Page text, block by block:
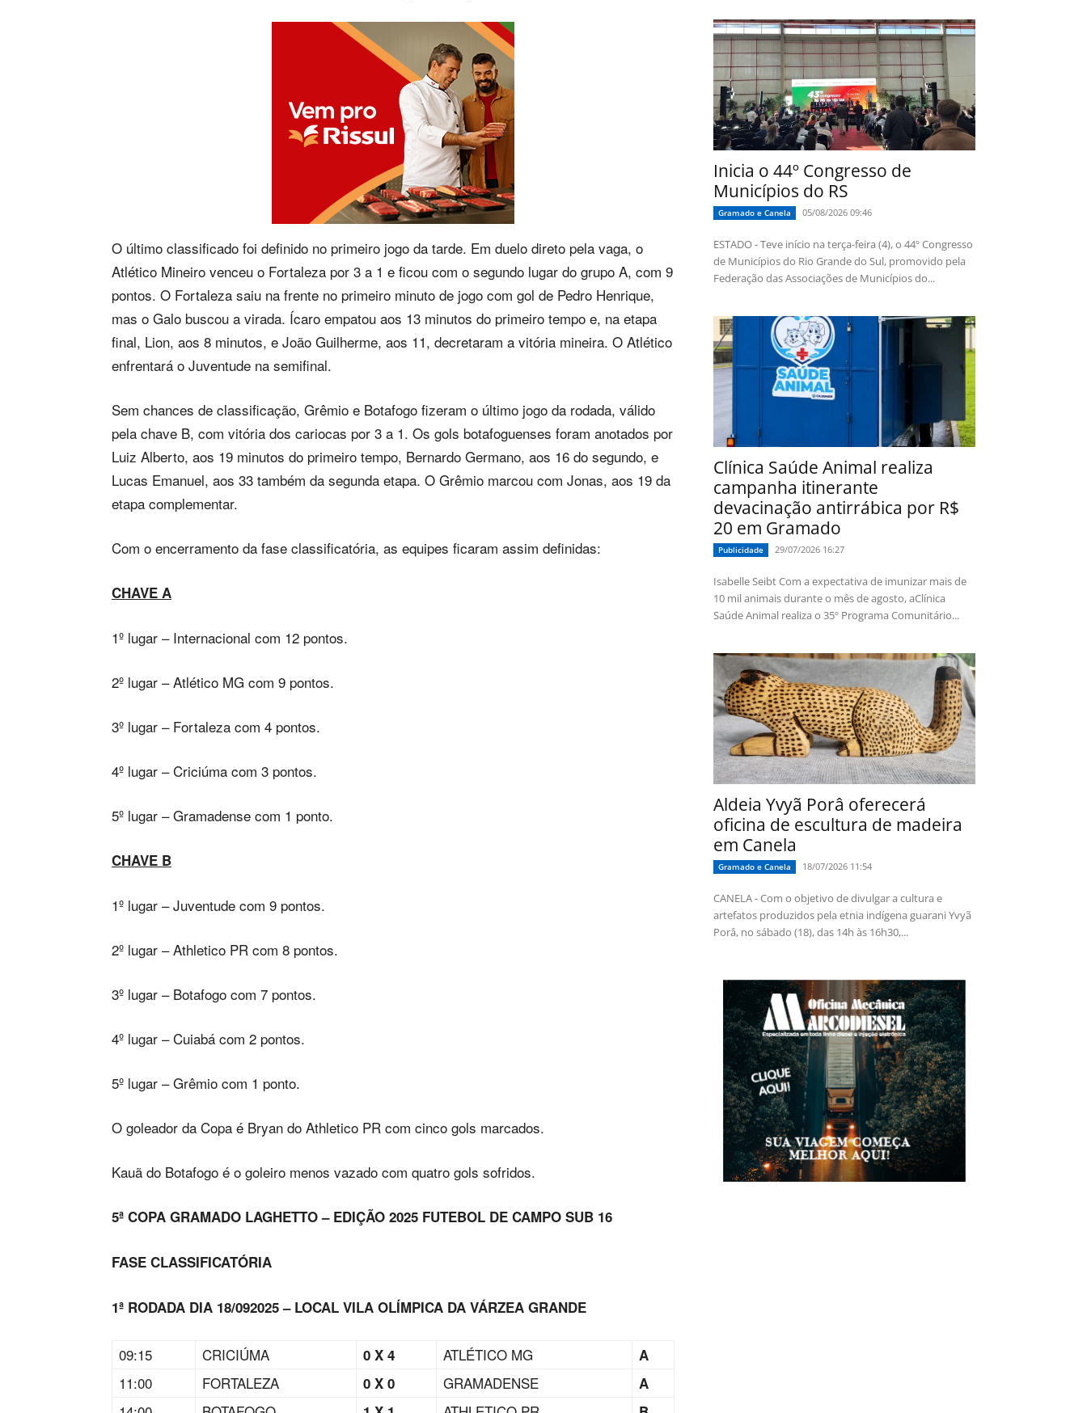
O último classificado foi definido no primeiro jogo da tarde. Em duelo direto pela vaga, o
Atlético Mineiro venceu o Fortaleza por 3 a 1 e ficou com o segundo lugar do grupo A, com 9
pontos. O Fortaleza saiu na frente no primeiro minuto de jogo com gol de Pedro Henrique,
mas o Galo buscou a virada. Ícaro empatou aos 13 minutos do primeiro tempo e, na etapa
final, Lion, aos 8 minutos, e João Guilherme, aos 11, decretaram a vitória mineira. O Atlético
enfrentará o Juventude na semifinal.
Sem chances de classificação, Grêmio e Botafogo fizeram o último jogo da rodada, válido
pela chave B, com vitória dos cariocas por 3 a 1. Os gols botafoguenses foram anotados por
Luiz Alberto, aos 19 minutos do primeiro tempo, Bernardo Germano, aos 16 do segundo, e
Lucas Emanuel, aos 33 também da segunda etapa. O Grêmio marcou com Jonas, aos 19 da
etapa complementar.
Com o encerramento da fase classificatória, as equipes ficaram assim definidas:
CHAVE A
1º lugar – Internacional com 12 pontos.
2º lugar – Atlético MG com 9 pontos.
3º lugar – Fortaleza com 4 pontos.
4º lugar – Criciúma com 3 pontos.
5º lugar – Gramadense com 1 ponto.
CHAVE B
1º lugar – Juventude com 9 pontos.
2º lugar – Athletico PR com 8 pontos.
3º lugar – Botafogo com 7 pontos.
4º lugar – Cuiabá com 2 pontos.
5º lugar – Grêmio com 1 ponto.
O goleador da Copa é Bryan do Athletico PR com cinco gols marcados.
Kauã do Botafogo é o goleiro menos vazado com quatro gols sofridos.
5ª COPA GRAMADO LAGHETTO – EDIÇÃO 2025 FUTEBOL DE CAMPO SUB 16
FASE CLASSIFICATÓRIA
1ª RODADA DIA 18/092025 – LOCAL VILA OLÍMPICA DA VÁRZEA GRANDE
09:15 CRICIÚMA 0 X 4 ATLÉTICO MG A
11:00 FORTALEZA 0 X 0 GRAMADENSE A
Inicia o 44º Congresso de
Municípios do RS
Gramado e Canela 05/08/2026 09:46
ESTADO - Teve início na terça-feira (4), o 44º Congresso
de Municípios do Rio Grande do Sul, promovido pela
Federação das Associações de Municípios do...
Clínica Saúde Animal realiza
campanha itinerante
devacinação antirrábica por R$
20 em Gramado
Publicidade 29/07/2026 16:27
Isabelle Seibt Com a expectativa de imunizar mais de
10 mil animais durante o mês de agosto, aClínica
Saúde Animal realiza o 35º Programa Comunitário...
Aldeia Yvyã Porâ oferecerá
oficina de escultura de madeira
em Canela
Gramado e Canela 18/07/2026 11:54
CANELA - Com o objetivo de divulgar a cultura e
artefatos produzidos pela etnia indígena guarani Yvyã
Porâ, no sábado (18), das 14h às 16h30,...